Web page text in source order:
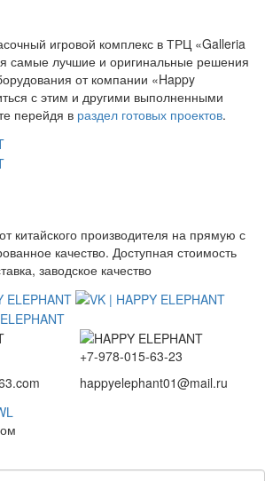
игровой комплекс в ТРЦ «Galleria
самые лучшие и оригинальные решения
от компании «Happy
с этим и другими выполненными
перейдя в раздел готовых проектов.
китайского производителя на прямую с
качество. Доступная стоимость
заводское качество
+7-978-015-63-23
happyelephant01@mail.ru